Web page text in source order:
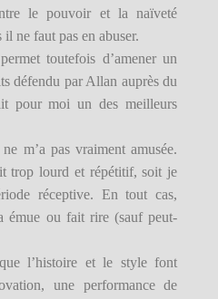
le pouvoir et la naïveté
ne faut pas en abuser.
toutefois d’amener un
défendu par Allan auprès du
pour moi un des meilleurs
m’a pas vraiment amusée.
trop lourd et répétitif, soit je
réceptive. En tout cas,
émue ou fait rire (sauf peut-
l’histoire et le style font
une performance de